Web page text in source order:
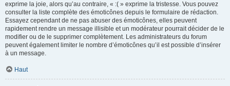
exprime la joie, alors qu’au contraire, « :( » exprime la tristesse. Vous pouvez
consulter la liste complète des émoticônes depuis le formulaire de rédaction.
Essayez cependant de ne pas abuser des émoticônes, elles peuvent
rapidement rendre un message illisible et un modérateur pourrait décider de le
modifier ou de le supprimer complètement. Les administrateurs du forum
peuvent également limiter le nombre d’émoticônes qu’il est possible d’insérer
à un message.
Haut